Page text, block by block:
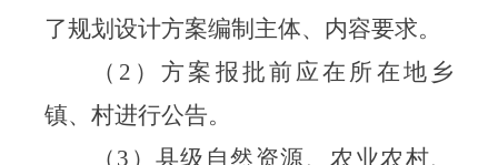
了规划设计方案编制主体、内容要求。
（ 2）方案报批前应在所在地乡
镇、村进行公告。
（ 3）县级自然资源、农业农村、